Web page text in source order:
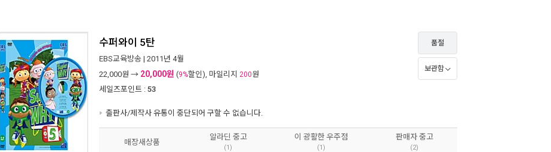
수퍼와이 5탄
EBS교육방송 | 2011년 4월
22,000원 → 20,000원 (9%할인), 마일리지 200원
세일즈포인트 : 53
출판사/제작사 유통이 중단되어 구할 수 없습니다.
품절
보관함
매장새상품
알라딘 중고
(1)
이 광활한 우주점
(1)
판매자 중고
(2)